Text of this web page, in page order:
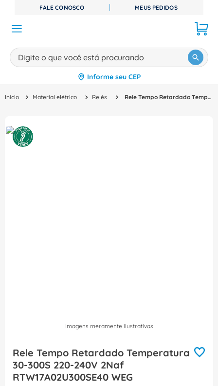
FALE CONOSCO MEUS PEDIDOS
Digite o que você está procurando
Informe seu CEP
Material elétrico Relés Rele Tempo Retardado Temperatura 30-300S 220-240V 2Naf RTW17A02U300SE40 WEG
Imagens meramente ilustrativas
Rele Tempo Retardado Temperatura
30-300S 220-240V 2Naf
RTW17A02U300SE40 WEG
TERMOS MAIS BUSCADOS
º disjuntor
3º